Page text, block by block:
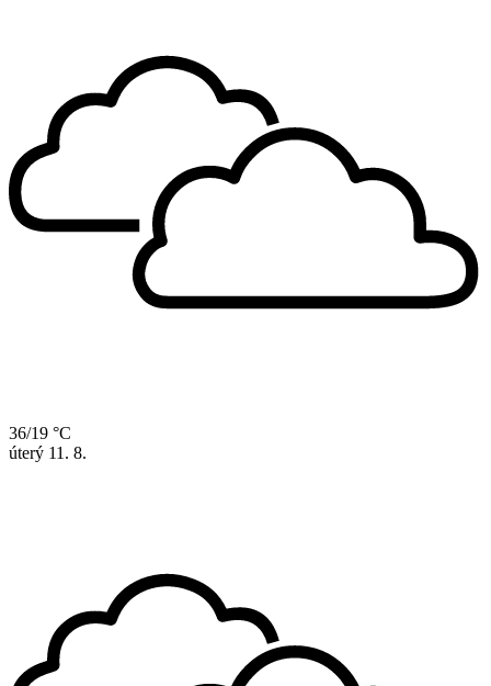
36/19 °C
úterý 11. 8.